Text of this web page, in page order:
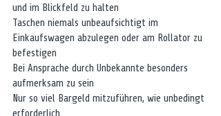
und im Blickfeld zu halten
Taschen niemals unbeaufsichtigt im
Einkaufswagen abzulegen oder am Rollator zu
befestigen
Bei Ansprache durch Unbekannte besonders
aufmerksam zu sein
Nur so viel Bargeld mitzuführen, wie unbedingt